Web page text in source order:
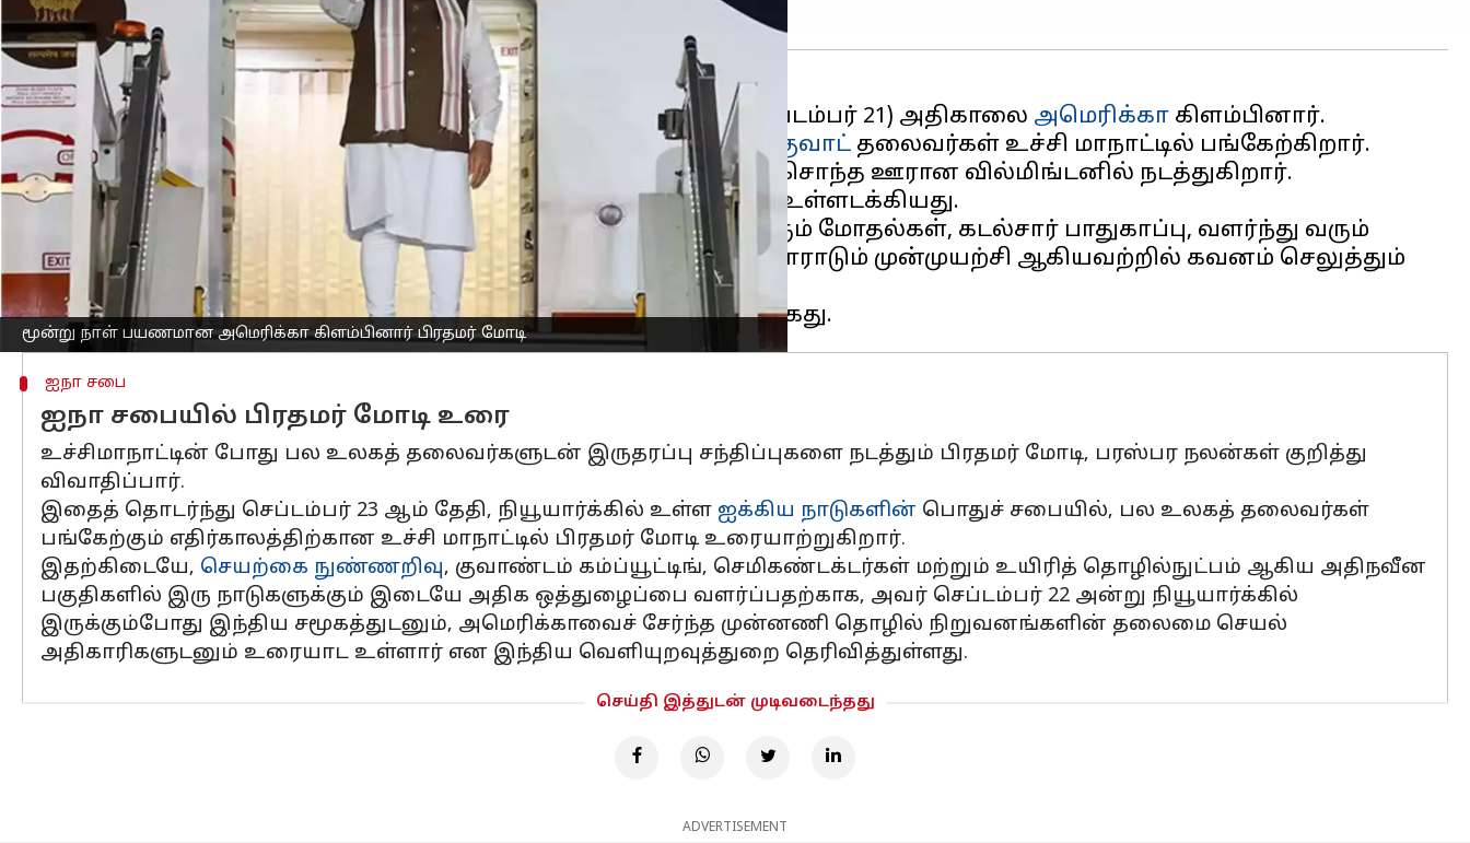
மூன்று நாள் பயணமான அமெரிக்கா கிளம்பினார் பிரதமர் மோடி
எழுதியவர் Sep 21, 2024 11:27 am
செய்தி முன்னோட்டம்
பிரதமர்நரேந்திர மோடி மூன்று நாள் பயணமாக சனிக்கிழமை (செப்டம்பர் 21) அதிகாலை அமெரிக்கா கிளம்பினார்.
அங்கு அவர் உள்ளூர் நேரப்படி சனிக்கிழமை நடக்கும் நான்காவது
குவாட் தலைவர்கள் உச்சி மாநாட்டில் பங்கேற்கிறார்.
குவாட் உச்சி மாநாட்டை அமெரிக்க ஜனாதிபதி ஜோ பிடன் அவரது சொந்த ஊரான வில்மிங்டனில் நடத்துகிறார்.
குவாட் இந்தியா, அமெரிக்கா, ஜப்பான் மற்றும் ஆஸ்திரேலியாவை உள்ளடக்கியது.
குவாட் உச்சி மாநாடு உக்ரைன் மற்றும் மத்திய கிழக்கில் நடந்து வரும் மோதல்கள், கடல்சார் பாதுகாப்பு, வளர்ந்து வரும்
தொழில்நுட்பங்கள் மற்றும் ஒரு லட்சிய புற்றுநோயை எதிர்த்துப் போராடும் முன்முயற்சி ஆகியவற்றில் கவனம் செலுத்தும்
என்று எதிர்பார்க்கப்படுகிறது.
ஐநா சபை
ஐநா சபையில் பிரதமர் மோடி உரை
உச்சிமாநாட்டின் போது பல உலகத் தலைவர்களுடன் இருதரப்பு சந்திப்புகளை நடத்தும் பிரதமர் மோடி, பரஸ்பர நலன்கள் குறித்து
விவாதிப்பார்.
இதைத் தொடர்ந்து செப்டம்பர் 23 ஆம் தேதி, நியூயார்க்கில் உள்ள ஐக்கிய நாடுகளின் பொதுச் சபையில், பல உலகத் தலைவர்கள்
பங்கேற்கும் எதிர்காலத்திற்கான உச்சி மாநாட்டில் பிரதமர் மோடி உரையாற்றுகிறார்.
இதற்கிடையே, செயற்கை நுண்ணறிவு, குவாண்டம் கம்ப்யூட்டிங், செமிகண்டக்டர்கள் மற்றும் உயிரித் தொழில்நுட்பம் ஆகிய அதிநவீன
பகுதிகளில் இரு நாடுகளுக்கும் இடையே அதிக ஒத்துழைப்பை வளர்ப்பதற்காக, அவர் செப்டம்பர் 22 அன்று நியூயார்க்கில்
இருக்கும்போது இந்திய சமூகத்துடனும், அமெரிக்காவைச் சேர்ந்த முன்னணி தொழில் நிறுவனங்களின் தலைமை செயல்
அதிகாரிகளுடனும் உரையாட உள்ளார் என இந்திய வெளியுறவுத்துறை தெரிவித்துள்ளது.
செய்தி இத்துடன் முடிவடைந்தது
ADVERTISEMENT